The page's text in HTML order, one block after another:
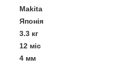
Makita
Японія
3.3 кг
12 міс
4 мм